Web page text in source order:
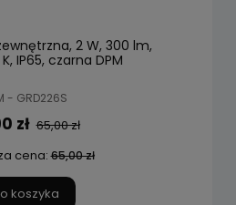
2 W, 300 lm,
IP65, czarna DPM
- GRD226S
zł 65,00 zł
cena:65,00 zł
koszyka